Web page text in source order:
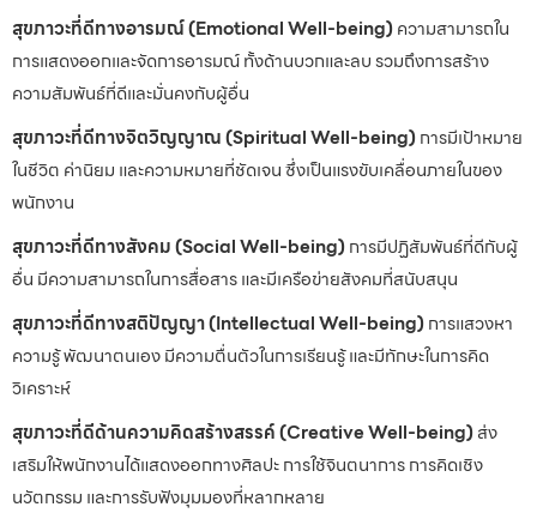
สุขภาวะที่ดีทางอารมณ์ (Emotional Well-being)ความสามารถใน
การแสดงออกและจัดการอารมณ์ ทั้งด้านบวกและลบ รวมถึงการสร้าง
ความสัมพันธ์ที่ดีและมั่นคงกับผู้อื่น
สุขภาวะที่ดีทางจิตวิญญาณ (Spiritual Well-being)การมีเป้าหมาย
ในชีวิต ค่านิยม และความหมายที่ชัดเจน ซึ่งเป็นแรงขับเคลื่อนภายในของ
พนักงาน
สุขภาวะที่ดีทางสังคม (Social Well-being)การมีปฏิสัมพันธ์ที่ดีกับผู้
อื่น มีความสามารถในการสื่อสาร และมีเครือข่ายสังคมที่สนับสนุน
สุขภาวะที่ดีทางสติปัญญา (Intellectual Well-being)การแสวงหา
ความรู้ พัฒนาตนเอง มีความตื่นตัวในการเรียนรู้ และมีทักษะในการคิด
วิเคราะห์
สุขภาวะที่ดีด้านความคิดสร้างสรรค์ (Creative Well-being)ส่ง
เสริมให้พนักงานได้แสดงออกทางศิลปะ การใช้จินตนาการ การคิดเชิง
นวัตกรรม และการรับฟังมุมมองที่หลากหลาย